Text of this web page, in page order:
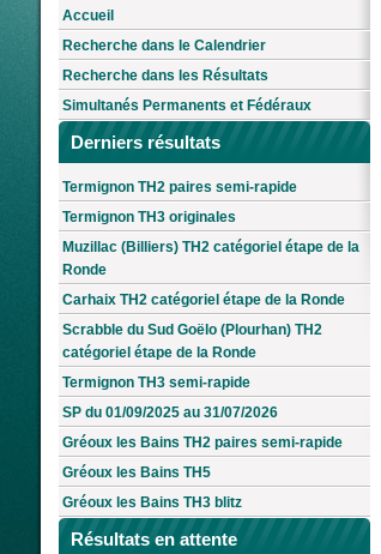
Accueil
Recherche dans le Calendrier
Recherche dans les Résultats
Simultanés Permanents et Fédéraux
Derniers résultats
Termignon TH2 paires semi-rapide
Termignon TH3 originales
Muzillac (Billiers) TH2 catégoriel étape de la
Ronde
Carhaix TH2 catégoriel étape de la Ronde
Scrabble du Sud Goëlo (Plourhan) TH2
catégoriel étape de la Ronde
Termignon TH3 semi-rapide
SP du 01/09/2025 au 31/07/2026
Gréoux les Bains TH2 paires semi-rapide
Gréoux les Bains TH5
Gréoux les Bains TH3 blitz
Résultats en attente